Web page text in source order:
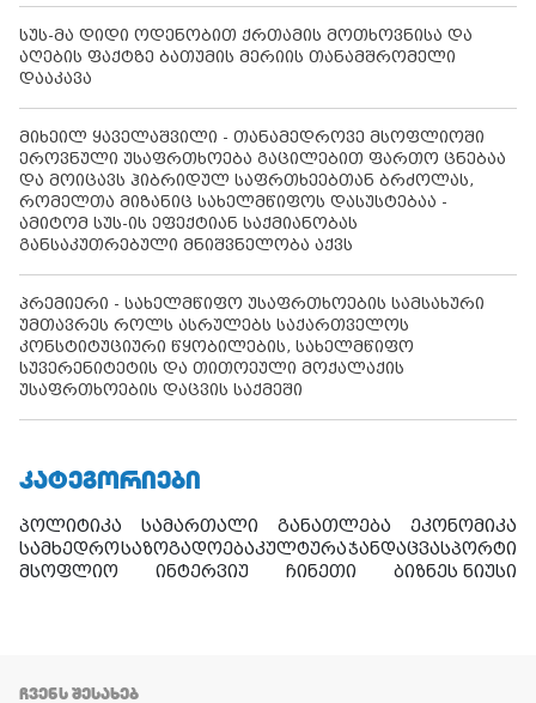
სუს-მა დიდი ოდენობით ქრთამის მოთხოვნისა და
აღების ფაქტზე ბათუმის მერიის თანამშრომელი
დააკავა
მიხეილ ყაველაშვილი - თანამედროვე მსოფლიოში
ეროვნული უსაფრთხოება გაცილებით ფართო ცნებაა
და მოიცავს ჰიბრიდულ საფრთხეებთან ბრძოლას,
რომელთა მიზანიც სახელმწიფოს დასუსტებაა -
ამიტომ სუს-ის ეფექტიან საქმიანობას
განსაკუთრებული მნიშვნელობა აქვს
პრემიერი - სახელმწიფო უსაფრთხოების სამსახური
უმთავრეს როლს ასრულებს საქართველოს
კონსტიტუციური წყობილების, სახელმწიფო
სუვერენიტეტის და თითოეული მოქალაქის
უსაფრთხოების დაცვის საქმეში
ᲙᲐᲢᲔᲒᲝᲠᲘᲔᲑᲘ
პოლიტიკა სამართალი განათლება
ეკონომიკა
სამხედროსაზოგადოებაკულტურაჯანდაცვასპორტი
მსოფლიო
ინტერვიუ ჩინეთი ბიზნეს ნიუსი
ᲩᲕᲔᲜᲡ ᲨᲔᲡᲐᲮᲔᲑ